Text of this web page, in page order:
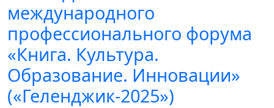
международного
профессионального форума
«Книга. Культура.
Образование. Инновации»
(«Геленджик-2025»)